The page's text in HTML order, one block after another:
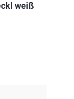
weiß